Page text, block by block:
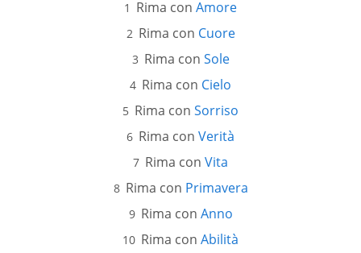
Rima con Amore
Rima con Cuore
Rima con Sole
Rima con Cielo
Rima con Sorriso
Rima con Verità
Rima con Vita
Rima con Primavera
Rima con Anno
Rima con Abilità